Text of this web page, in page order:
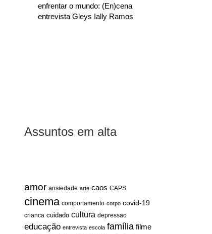
enfrentar o mundo: (En)cena
entrevista Gleys Ially Ramos
Assuntos em alta
amor ansiedade arte caos CAPS
cinema comportamento corpo covid-19
crianca cuidado cultura depressao
educação entrevista escola família filme